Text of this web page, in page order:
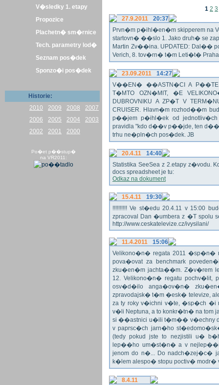
V�sledky 1. etapy
Propozice
Plachetn� sm�rnice
Tech. parametry lod�
Seznam pos�dek
Sponzo�i pos�dek
Historie:
2010
2009 2008
2007
2006
2005 2004
2003
2002
2001 2000
Po�et p��stup�
na VR2011:
1 2 3
27.9.2011
20:37
Prvn�m p�ihl�en�m skipperem na
startovn� ��slo 1. Jako druh� se
Martin Zv��ina. UPDATED: Dal��
Verich, 8. tov�rn� t�m Leti�t� Praha
23.09.2011
14:27
V��EN� ��ASTN�CI A
T�MTO OZN�MIT, �E
DUBROVNIKU A ZP�T V
CRUISER. Hlavn�m rozhod��m
p��jem p�ihl�ek od
pravidla "kdo d��v p��jde, ten
trhu ne�pln�ch pos�dek. JB
20.4.11
14:40
Statistika SeeSea z 2.etapy z�vodu.
docs spreadsheet je tu:
Odkaz na dokument
15.4.11
19:30
!!!!!!!!!! Ve st�edu 20.4.11 v 15:00
zpracoval Dan �umbera z �T spolu
http://www.ceskatelevize.cz/ivysilani/
11.4.2011
15:06
Velikono�n� regata 2011 �sp�n�
pova�ovat za benchmark
zku�en�m jachta��m. Z�v�rem
12. Velikono�n� regatu
osv�d�ilo anga�ov�n�
zpravodajsk� t�m �esk� televize,
za ty roky v�ichni v�te, �sp�ch
v�li Neptuna, a to konkr�tn� na tom
si ��astnici u�ili t�m�� v�echny
v paprsc�ch jarn�ho
(tedy pokud jste to nezjistili u�
lep��ho um�st�n� a v
jenom do n�... Do nadch�zej�c�
k�lem alespo� stopu poctiv�
8.4.11